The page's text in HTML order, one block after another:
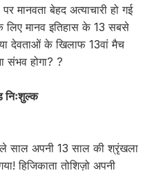
मानवता बेहद अत्याचारी हो गई
मानव इतिहास के 13 सबसे
देवताओं के खिलाफ 13वां मैच
संभव होगा? ?
निःशुल्क
साल अपनी 13 साल की श्रृंखला
हिजिकाता तोशिज़ो अपनी